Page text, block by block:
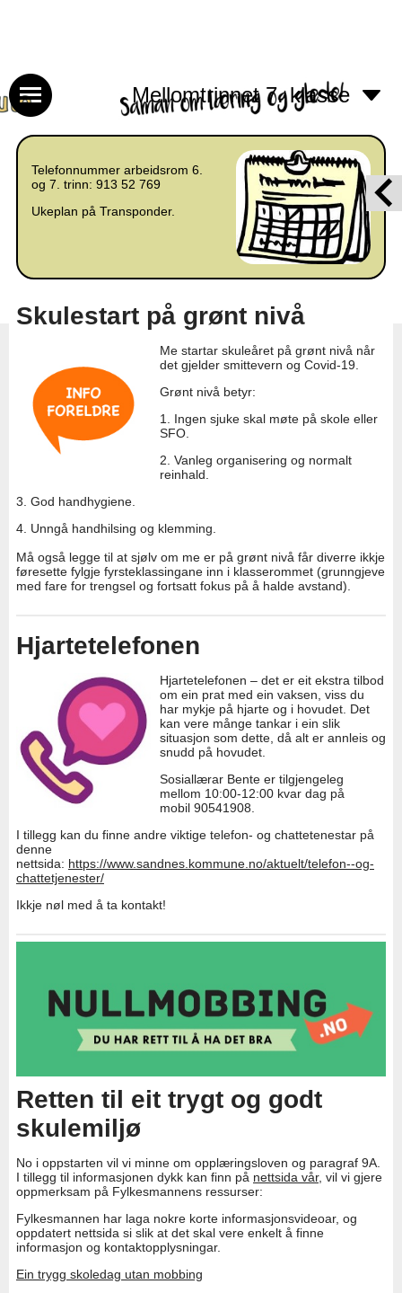
Mellomtrinnet 7. klasse
Telefonnummer arbeidsrom 6.
og 7. trinn: 913 52 769
Ukeplan på Transponder.
Skulestart på grønt nivå
Me startar skuleåret på grønt nivå når
det gjelder smittevern og Covid-19.
Grønt nivå betyr:
1. Ingen sjuke skal møte på skole eller
SFO.
2. Vanleg organisering og normalt
reinhald.
3. God handhygiene.
4. Unngå handhilsing og klemming.
Må også legge til at sjølv om me er på grønt nivå får diverre ikkje
føresette fylgje fyrsteklassingane inn i klasserommet (grunngjeve
med fare for trengsel og fortsatt fokus på å halde avstand).
Hjartetelefonen
Hjartetelefonen – det er eit ekstra tilbod
om ein prat med ein vaksen, viss du
har mykje på hjarte og i hovudet. Det
kan vere månge tankar i ein slik
situasjon som dette, då alt er annleis og
snudd på hovudet.
Sosiallærar Bente er tilgjengeleg
mellom 10:00-12:00 kvar dag på
mobil 90541908.
I tillegg kan du finne andre viktige telefon- og chattetenestar på
denne
nettsida: https://www.sandnes.kommune.no/aktuelt/telefon--og-
chattetjenester/
Ikkje nøl med å ta kontakt!
Retten til eit trygt og godt
skulemiljø
No i oppstarten vil vi minne om opplæringsloven og paragraf 9A.
I tillegg til informasjonen dykk kan finn på nettsida vår, vil vi gjere
oppmerksam på Fylkesmannens ressurser:
Fylkesmannen har laga nokre korte informasjonsvideoar, og
oppdatert nettsida si slik at det skal vere enkelt å finne
informasjon og kontaktopplysningar.
Ein trygg skoledag utan mobbing